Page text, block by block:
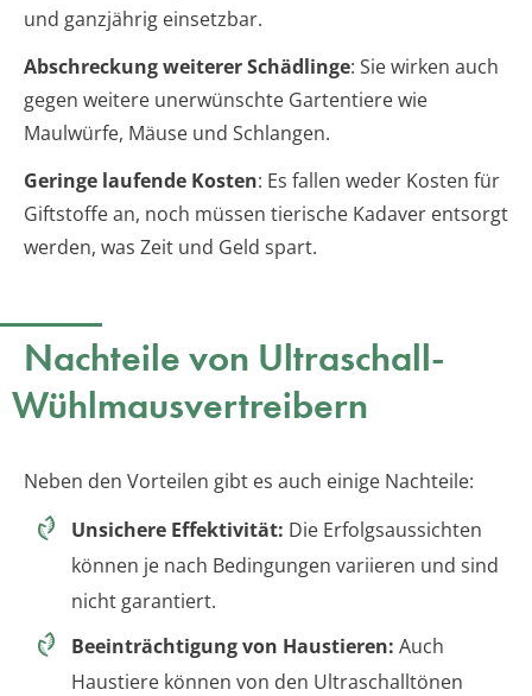
und ganzjährig einsetzbar.
Abschreckung weiterer Schädlinge: Sie wirken auch
gegen weitere unerwünschte Gartentiere wie
Maulwürfe, Mäuse und Schlangen.
Geringe laufende Kosten: Es fallen weder Kosten für
Giftstoffe an, noch müssen tierische Kadaver entsorgt
werden, was Zeit und Geld spart.
Nachteile von Ultraschall-
Wühlmausvertreibern
Neben den Vorteilen gibt es auch einige Nachteile:
Unsichere Effektivität: Die Erfolgsaussichten
können je nach Bedingungen variieren und sind
nicht garantiert.
Beeinträchtigung von Haustieren: Auch
Haustiere können von den Ultraschalltönen